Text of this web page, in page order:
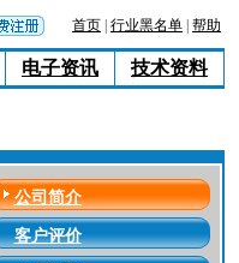
首页 行业黑名单 帮助
电子资讯 技术资料
公司简介
客户评价